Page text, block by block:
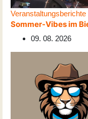
Veranstaltungsberichte
Sommer-Vibes im
09. 08. 2026